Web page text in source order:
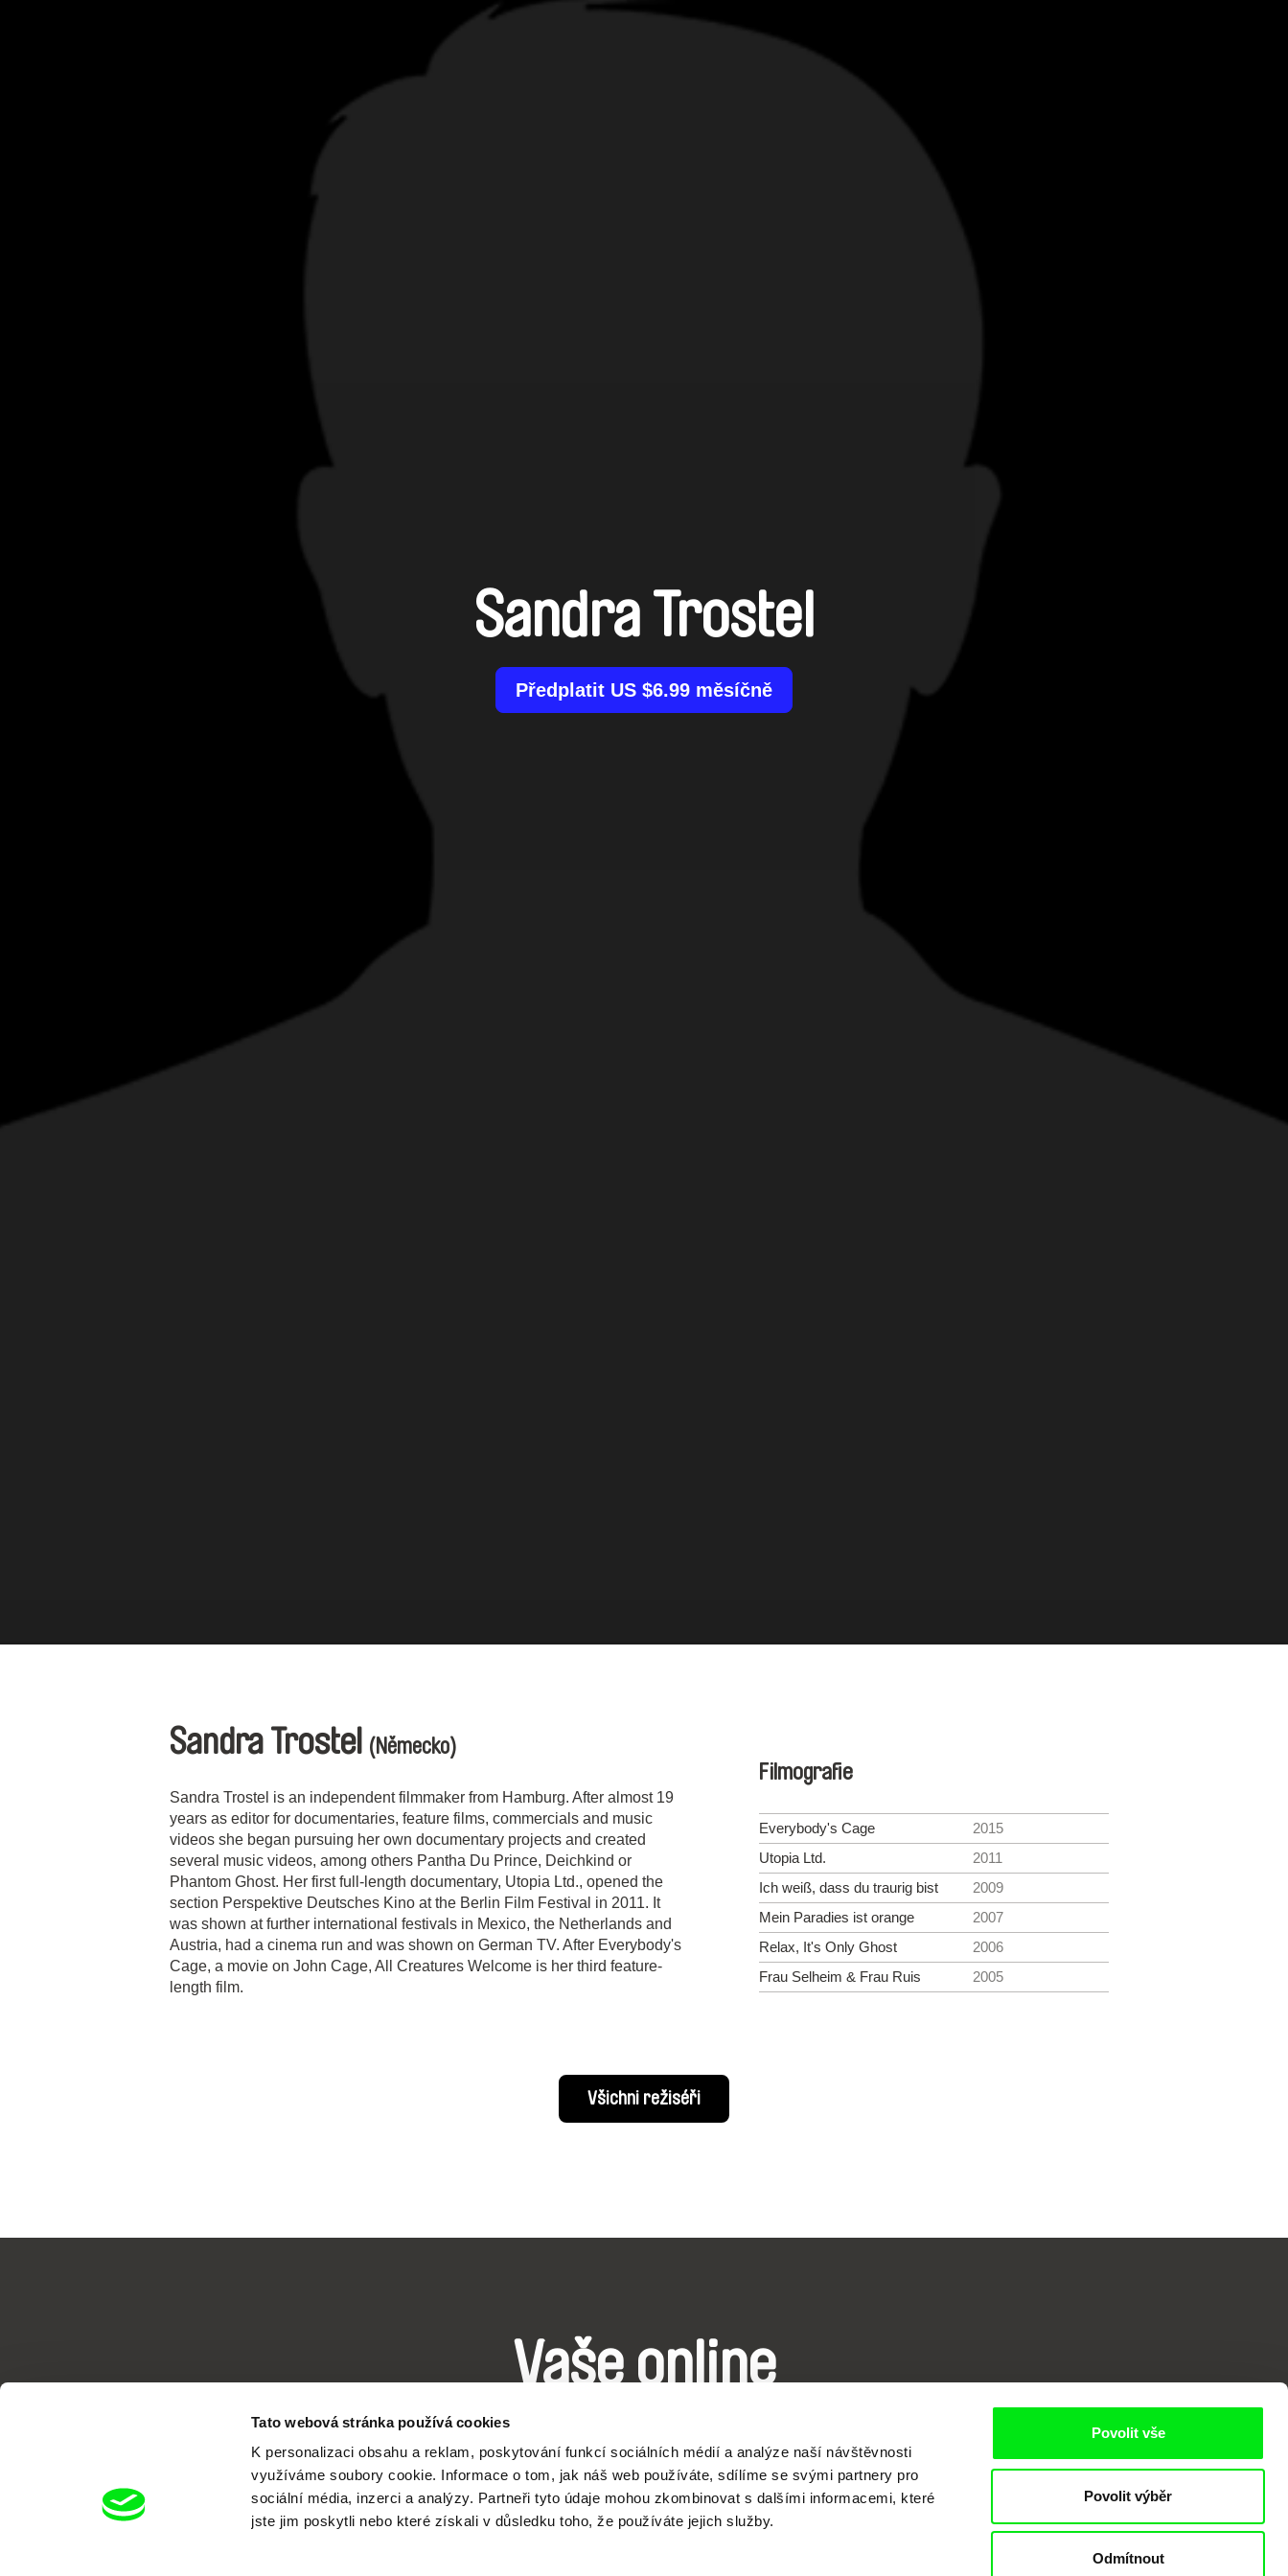
Tato webová stránka používá cookies
K personalizaci obsahu a reklam, poskytování funkcí sociálních médií a analýze naší návštěvnosti
využíváme soubory cookie. Informace o tom, jak náš web používáte, sdílíme se svými partnery pro
sociální média, inzerci a analýzy. Partneři tyto údaje mohou zkombinovat s dalšími informacemi, které
jste jim poskytli nebo které získali v důsledku toho, že používáte jejich služby.
Povolit vše
Povolit výběr
Odmítnout
Sandra Trostel
Předplatit US $6.99 měsíčně
Sandra Trostel (Německo)
Sandra Trostel is an independent filmmaker from Hamburg. After almost 19
years as editor for documentaries, feature films, commercials and music
videos she began pursuing her own documentary projects and created
several music videos, among others Pantha Du Prince, Deichkind or
Phantom Ghost. Her first full-length documentary, Utopia Ltd., opened the
section Perspektive Deutsches Kino at the Berlin Film Festival in 2011. It
was shown at further international festivals in Mexico, the Netherlands and
Austria, had a cinema run and was shown on German TV. After Everybody's
Cage, a movie on John Cage, All Creatures Welcome is her third feature-
length film.
Filmografie
Everybody's Cage
2015
Utopia Ltd.
2011
Ich weiß, dass du traurig bist
2009
Mein Paradies ist orange
2007
Relax, It's Only Ghost
2006
Frau Selheim & Frau Ruis
2005
Všichni režiséři
Vaše online
dokumentární kino
Nové festivalové filmy
každý týden